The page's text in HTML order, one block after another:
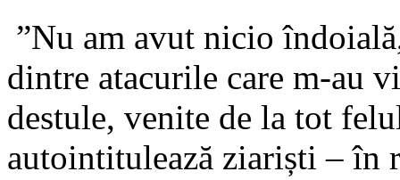
”Nu am avut nicio
dintre atacurile care m-au
destule, venite de la tot
autointitulează ziariști – în